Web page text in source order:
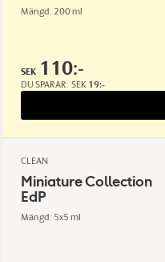
Mängd: 200 ml
SEK 110:-
DU SPARAR: SEK 19:-
CLEAN
Miniature Collection
EdP
Mängd: 5x5 ml